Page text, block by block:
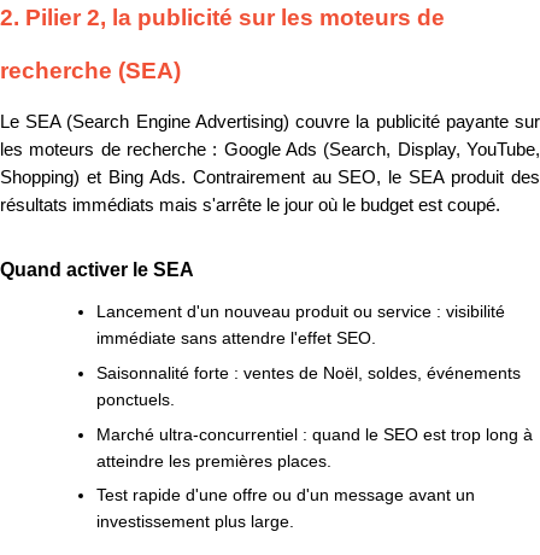
2. Pilier 2, la publicité sur les moteurs de
recherche (SEA)
Le SEA (Search Engine Advertising) couvre la publicité payante sur
les moteurs de recherche : Google Ads (Search, Display, YouTube,
Shopping) et Bing Ads. Contrairement au SEO, le SEA produit des
résultats immédiats mais s'arrête le jour où le budget est coupé.
Quand activer le SEA
Lancement d'un nouveau produit ou service : visibilité
immédiate sans attendre l'effet SEO.
Saisonnalité forte : ventes de Noël, soldes, événements
ponctuels.
Marché ultra-concurrentiel : quand le SEO est trop long à
atteindre les premières places.
Test rapide d'une offre ou d'un message avant un
investissement plus large.